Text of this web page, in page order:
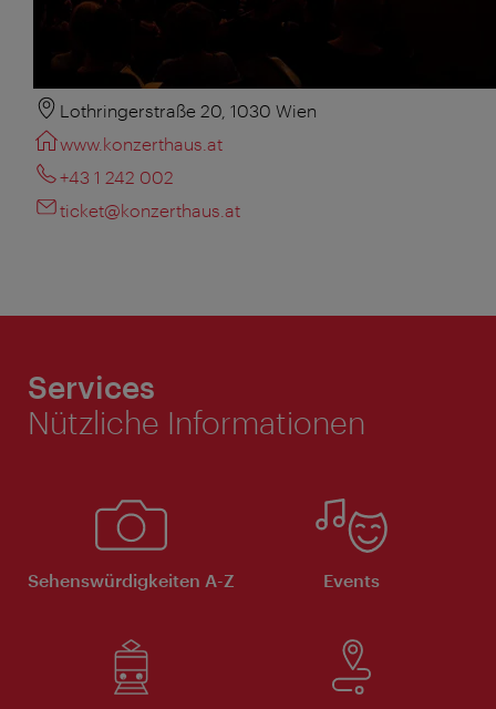
Lothringerstraße 20, 1030 Wien
www.konzerthaus.at
+43 1 242 002
ticket@konzerthaus.at
Services
Nützliche Informationen
Sehenswürdigkeiten A-Z Events